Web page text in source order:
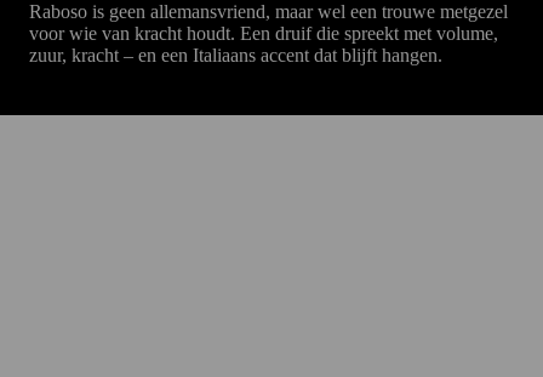
Raboso is geen allemansvriend, maar wel een trouwe metgezel
voor wie van kracht houdt. Een druif die spreekt met volume,
zuur, kracht – en een Italiaans accent dat blijft hangen.